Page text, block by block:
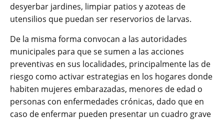
desyerbar jardines, limpiar patios y azoteas de
utensilios que puedan ser reservorios de larvas.
De la misma forma convocan a las autoridades
municipales para que se sumen a las acciones
preventivas en sus localidades, principalmente las de
riesgo como activar estrategias en los hogares donde
habiten mujeres embarazadas, menores de edad o
personas con enfermedades crónicas, dado que en
caso de enfermar pueden presentar un cuadro grave